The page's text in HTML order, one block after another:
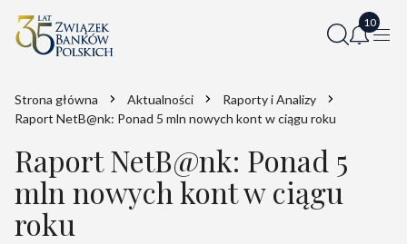
Strona główna Aktualności
Raporty i Analizy
Raport NetB@nk: Ponad 5 mln nowych kont w ciągu roku
Raport NetB@nk: Ponad 5
mln nowych kont w ciągu
roku